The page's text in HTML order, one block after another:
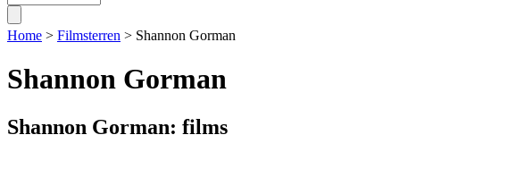
Home > Filmsterren > Shannon Gorman
Shannon Gorman
Shannon Gorman: films